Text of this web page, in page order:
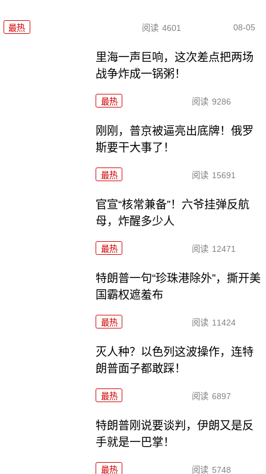
最热 阅读 4601 08-05
里海一声巨响，这次差点把两场
战争炸成一锅粥！
最热 阅读 9286
刚刚，普京被逼亮出底牌！俄罗
斯要干大事了！
最热 阅读 15691
官宣“核常兼备”！六爷挂弹反航
母，炸醒多少人
最热 阅读 12471
特朗普一句“珍珠港除外”，撕开美
国霸权遮羞布
最热 阅读 11424
灭人种？以色列这波操作，连特
朗普面子都敢踩！
最热 阅读 6897
特朗普刚说要谈判，伊朗又是反
手就是一巴掌！
最热 阅读 5748